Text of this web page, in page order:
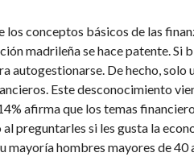
los conceptos básicos de las
madrileña se hace patente. Si
autogestionarse. De hecho, solo
Este desconocimiento
afirma que los temas
preguntarles si les gusta la
mayoría hombres mayores de 40